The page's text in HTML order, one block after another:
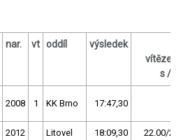
nar. vt oddíl výsledek
vítězem
s / %
2008 1 KK Brno 17:47,30
2012 Litovel 18:09,30 22.00/2,1